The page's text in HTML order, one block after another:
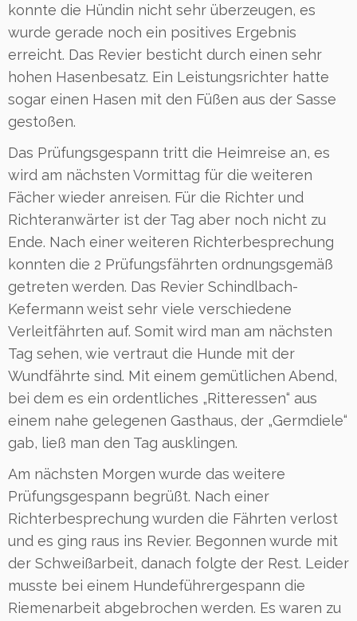
konnte die Hündin nicht sehr überzeugen, es
wurde gerade noch ein positives Ergebnis
erreicht. Das Revier besticht durch einen sehr
hohen Hasenbesatz. Ein Leistungsrichter hatte
sogar einen Hasen mit den Füßen aus der Sasse
gestoßen.
Das Prüfungsgespann tritt die Heimreise an, es
wird am nächsten Vormittag für die weiteren
Fächer wieder anreisen. Für die Richter und
Richteranwärter ist der Tag aber noch nicht zu
Ende. Nach einer weiteren Richterbesprechung
konnten die 2 Prüfungsfährten ordnungsgemäß
getreten werden. Das Revier Schindlbach-
Kefermann weist sehr viele verschiedene
Verleitfährten auf. Somit wird man am nächsten
Tag sehen, wie vertraut die Hunde mit der
Wundfährte sind. Mit einem gemütlichen Abend,
bei dem es ein ordentliches „Ritteressen“ aus
einem nahe gelegenen Gasthaus, der „Germdiele“
gab, ließ man den Tag ausklingen.
Am nächsten Morgen wurde das weitere
Prüfungsgespann begrüßt. Nach einer
Richterbesprechung wurden die Fährten verlost
und es ging raus ins Revier. Begonnen wurde mit
der Schweißarbeit, danach folgte der Rest. Leider
musste bei einem Hundeführergespann die
Riemenarbeit abgebrochen werden. Es waren zu